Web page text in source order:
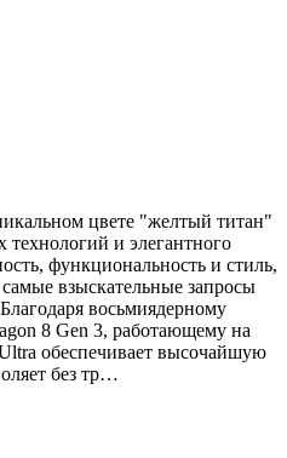
цвете "желтый титан"
и элегантного
функциональность и стиль,
взыскательные запросы
восьмиядерному
8 Gen 3, работающему на
обеспечивает высочайшую
без тр…